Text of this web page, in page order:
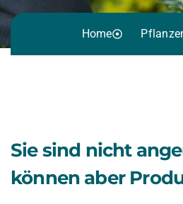
Home
Sie sind nicht
können aber